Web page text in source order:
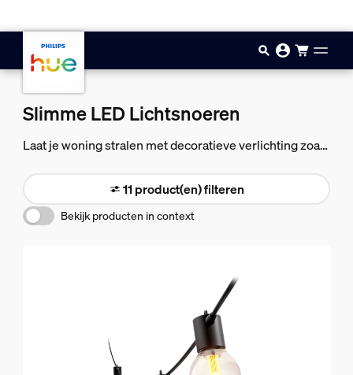
Slimme LED Lichtsnoeren
Laat je woning stralen met decoratieve verlichting zoals
11 product(en) filteren
Bekijk producten in context